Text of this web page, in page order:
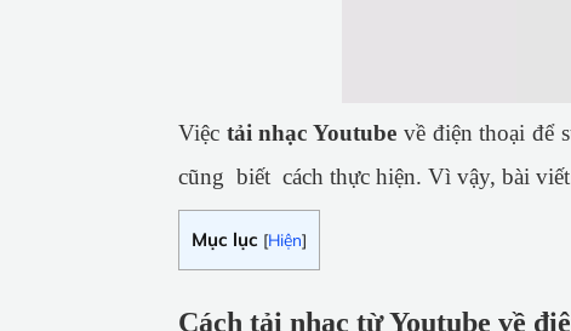
Việc tải nhạc Youtube về điện thoại để
cũng biết cách thực hiện. Vì vậy, bài
Mục lục [Hiện]
Cách tải nhạc từ Youtube về